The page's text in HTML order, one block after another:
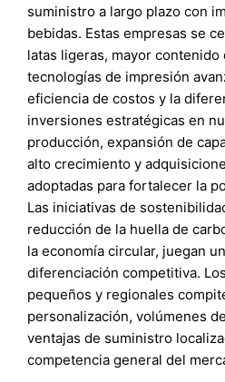
suministro a largo plazo con
bebidas. Estas empresas se
latas ligeras, mayor
tecnologías de impresión
eficiencia de costos y la
inversiones estratégicas en
producción, expansión de
alto crecimiento y
adoptadas para fortalecer la
Las iniciativas de
reducción de la huella de
la economía circular, juegan
diferenciación competitiva.
pequeños y regionales
personalización, volúmenes
ventajas de suministro
competencia general del